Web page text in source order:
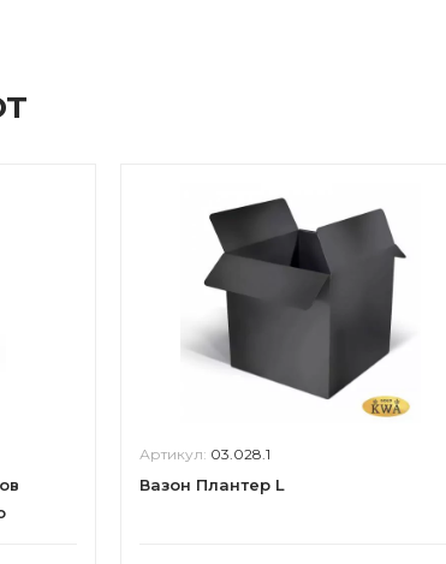
Артикул: 03.028.1
Вазон Плантер L